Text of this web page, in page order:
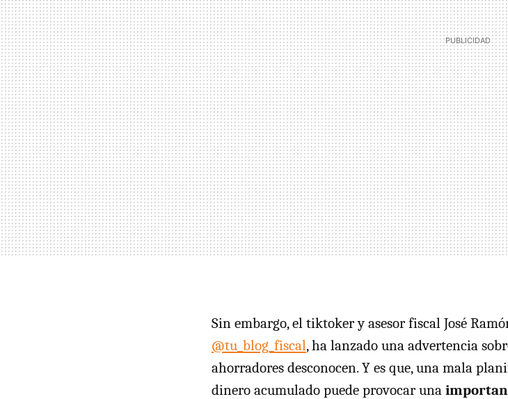
Sin embargo, el tiktoker y asesor fiscal José
@tu_blog_fiscal, ha lanzado una advertencia
ahorradores desconocen. Y es que, una mala
dinero acumulado puede provocar una